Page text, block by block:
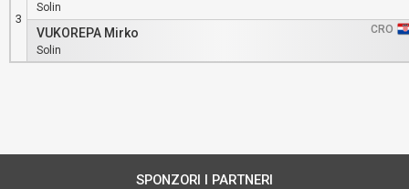
3
Solin
VUKOREPA Mirko
CRO
Solin
SPONZORI I PARTNERI